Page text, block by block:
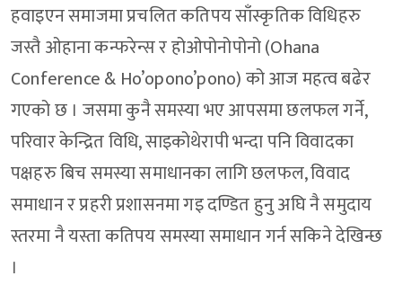
हवाइएन समाजमा प्रचलित कतिपय साँस्कृतिक विधिहरु
जस्तै ओहाना कन्फरेन्स र होओपोनोपोनो (Ohana
Conference & Ho’opono’pono) को आज महत्व बढेर
गएको छ । जसमा कुनै समस्या भए आपसमा छलफल गर्ने,
परिवार केन्द्रित विधि, साइकोथेरापी भन्दा पनि विवादका
पक्षहरु बिच समस्या समाधानका लागि छलफल, विवाद
समाधान र प्रहरी प्रशासनमा गइ दण्डित हुनु अघि नै समुदाय
स्तरमा नै यस्ता कतिपय समस्या समाधान गर्न सकिने देखिन्छ
।